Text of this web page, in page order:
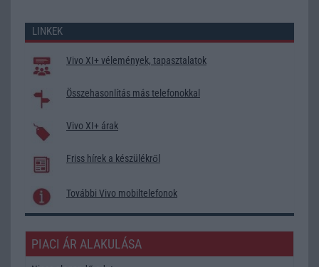
LINKEK
Vivo XI+ vélemények, tapasztalatok
Összehasonlítás más telefonokkal
Vivo XI+ árak
Friss hírek a készülékről
További Vivo mobiltelefonok
PIACI ÁR ALAKULÁSA